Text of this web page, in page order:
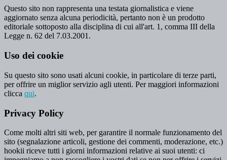
Questo sito non rappresenta una testata giornalistica e viene
aggiornato senza alcuna periodicità, pertanto non è un prodotto
editoriale sottoposto alla disciplina di cui all'art. 1, comma III della
Legge n. 62 del 7.03.2001.
Uso dei cookie
Su questo sito sono usati alcuni cookie, in particolare di terze parti,
per offrire un miglior servizio agli utenti. Per maggiori informazioni
clicca qui.
Privacy Policy
Come molti altri siti web, per garantire il normale funzionamento del
sito (segnalazione articoli, gestione dei commenti, moderazione, etc.)
hookii riceve tutti i giorni informazioni relative ai suoi utenti: ci